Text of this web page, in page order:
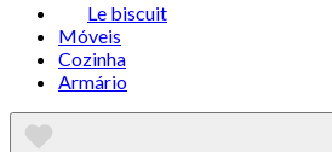
Le biscuit
Móveis
Cozinha
Armário